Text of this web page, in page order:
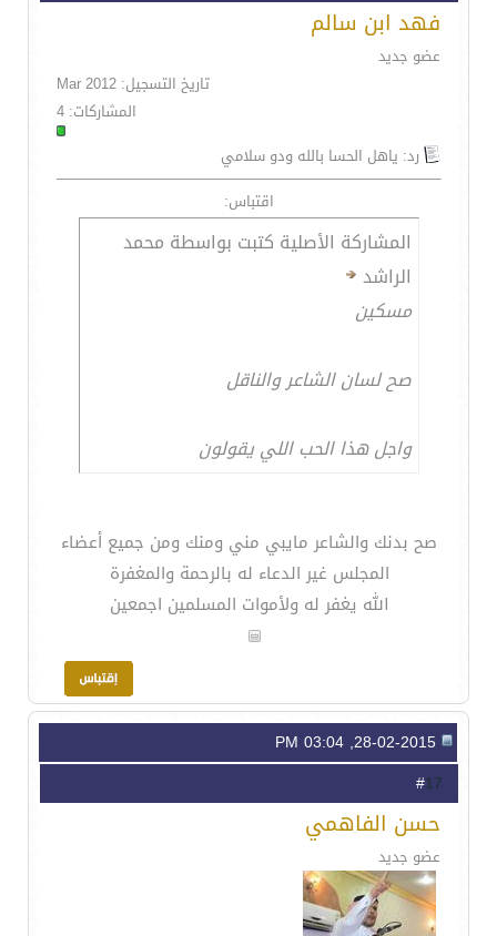
فهد ابن سالم
عضو جديد
تاريخ التسجيل: Mar 2012
المشاركات: 4
رد: ياهل الحسا بالله ودو سلامي
اقتباس:
المشاركة الأصلية كتبت بواسطة محمد
الراشد
مسكين
صح لسان الشاعر والناقل
واجل هذا الحب اللي يقولون
صح بدنك والشاعر مايبي مني ومنك ومن جميع أعضاء
المجلس غير الدعاء له بالرحمة والمغفرة
الله يغفر له ولأموات المسلمين اجمعين
17
حسن الفاهمي
عضو جديد